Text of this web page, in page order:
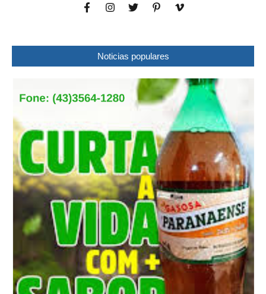
Noticias populares